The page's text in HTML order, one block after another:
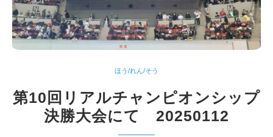
ほう/れん/そう
第10回リアルチャンピオンシップ
決勝大会にて 20250112